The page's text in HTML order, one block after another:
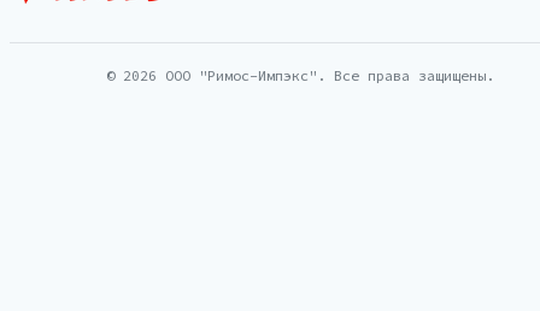
© 2026 ООО "Римос-Импэкс". Все права защищены.